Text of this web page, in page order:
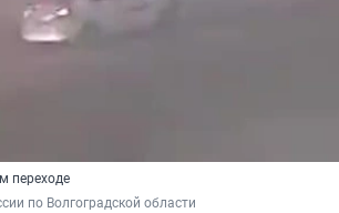
переходе
по Волгоградской области